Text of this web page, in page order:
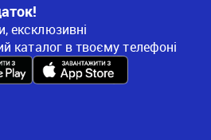
ексклюзивні
каталог в твоєму телефоні